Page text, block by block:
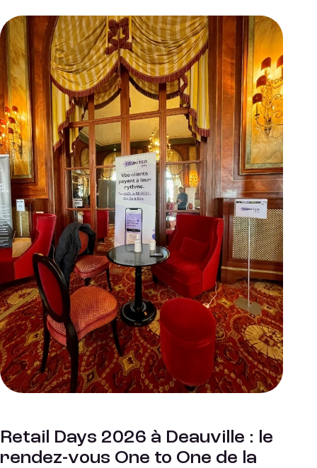
Retail Days 2026 à Deauville : le
rendez-vous One to One de la